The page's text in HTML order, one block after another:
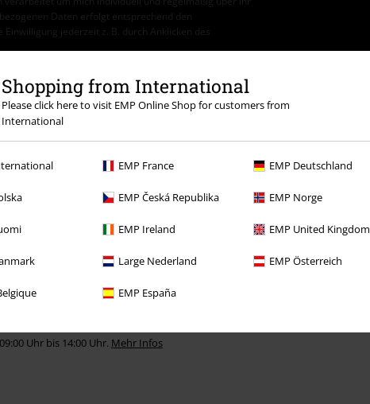
Shopping from International
Please click here to visit EMP Online Shop for customers from
International
EMP France EMP Deutschland
EMP Česká Republika EMP Norge
EMP Ireland EMP United Kingdom
Large Nederland EMP Österreich
EMP España
Daten erfolgt entsprechend den
Einwilligung jederzeit z. B. durch Anklicken des
kombinierbar. Nach Codeeingabe wird dir der
Tickets, Rammstein, (Till) Lindemann, Böhse Onkelz,
& Artikel, die einen Spendenbeitrag
Uhr bis 14:00 Uhr. Mehr Infos